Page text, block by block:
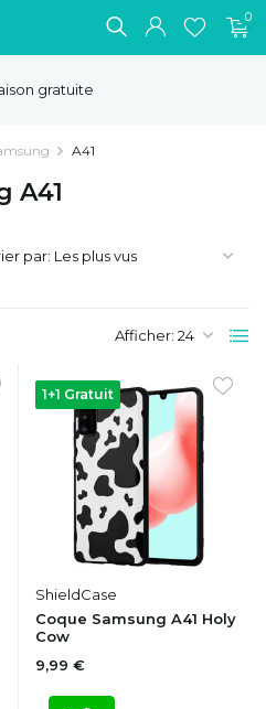
0
gratuite
A41
A41
Afficher:
par:
1+1 Gratuit
ShieldCase
Coque Samsung A41 Holy
Cow
9,99 €